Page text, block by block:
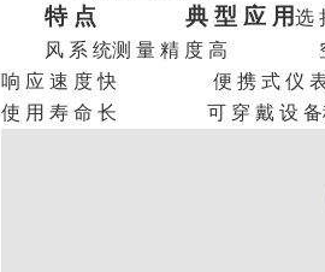
特 点 典 型 应 用选
风 系 统测 量 精 度 高 空
响 应 速 度 快 便 携 式 仪
使 用 寿 命 长
可 穿 戴